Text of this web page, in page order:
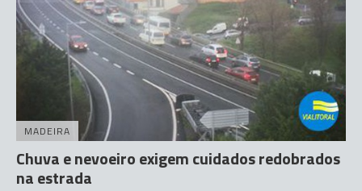
MADEIRA
Chuva e nevoeiro exigem cuidados redobrados
na estrada